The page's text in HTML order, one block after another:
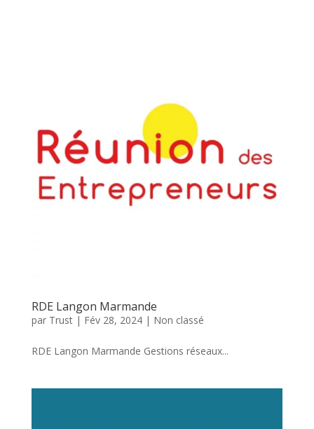
RDE Langon Marmande
par Trust| Fév 28, 2024| Non classé
RDE Langon Marmande Gestions réseaux...